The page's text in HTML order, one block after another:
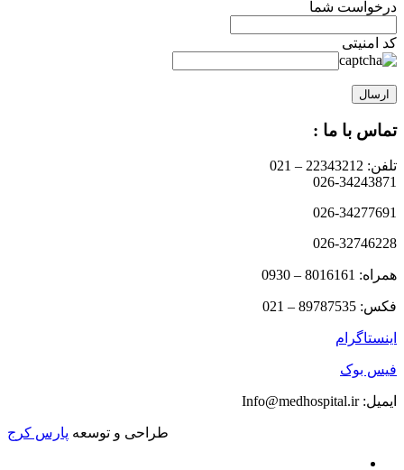
درخواست شما
کد امنیتی
تماس با ما :
تلفن: 22343212 – 021
026-34243871
026-34277691
026-32746228
همراه: 8016161 – 0930
فکس: 89787535 – 021
اینستاگرام
فیس بوک
ایمیل: Info@medhospital.ir
طراحی و توسعه پارس کرج